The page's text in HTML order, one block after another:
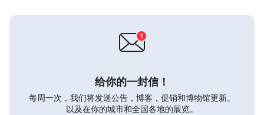
给你的一封信！
每周一次，我们将发送公告，博客，促销和博物馆更新。
以及在你的城市和全国各地的展览。